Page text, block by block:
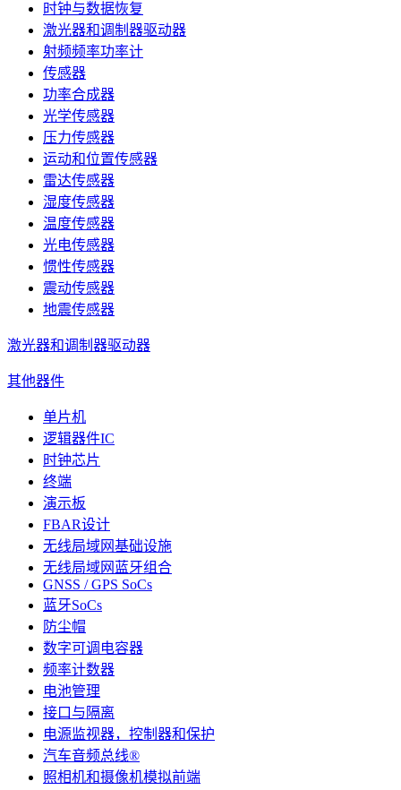
时钟与数据恢复
激光器和调制器驱动器
射频频率功率计
传感器
功率合成器
光学传感器
压力传感器
运动和位置传感器
雷达传感器
湿度传感器
温度传感器
光电传感器
惯性传感器
震动传感器
地震传感器
激光器和调制器驱动器
其他器件
单片机
逻辑器件IC
时钟芯片
终端
演示板
FBAR设计
无线局域网基础设施
无线局域网蓝牙组合
GNSS / GPS SoCs
蓝牙SoCs
防尘帽
数字可调电容器
频率计数器
电池管理
接口与隔离
电源监视器，控制器和保护
汽车音频总线®
照相机和摄像机模拟前端